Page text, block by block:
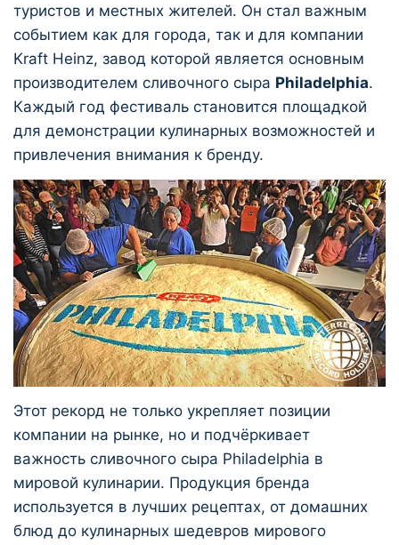
туристов и местных жителей. Он стал важным
событием как для города, так и для компании
Kraft Heinz, завод которой является основным
производителем сливочного сыра Philadelphia.
Каждый год фестиваль становится площадкой
для демонстрации кулинарных возможностей и
привлечения внимания к бренду.
Этот рекорд не только укрепляет позиции
компании на рынке, но и подчёркивает
важность сливочного сыра Philadelphia в
мировой кулинарии. Продукция бренда
используется в лучших рецептах, от домашних
блюд до кулинарных шедевров мирового